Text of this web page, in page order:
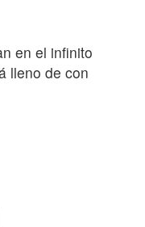
en el infinito
lleno de con